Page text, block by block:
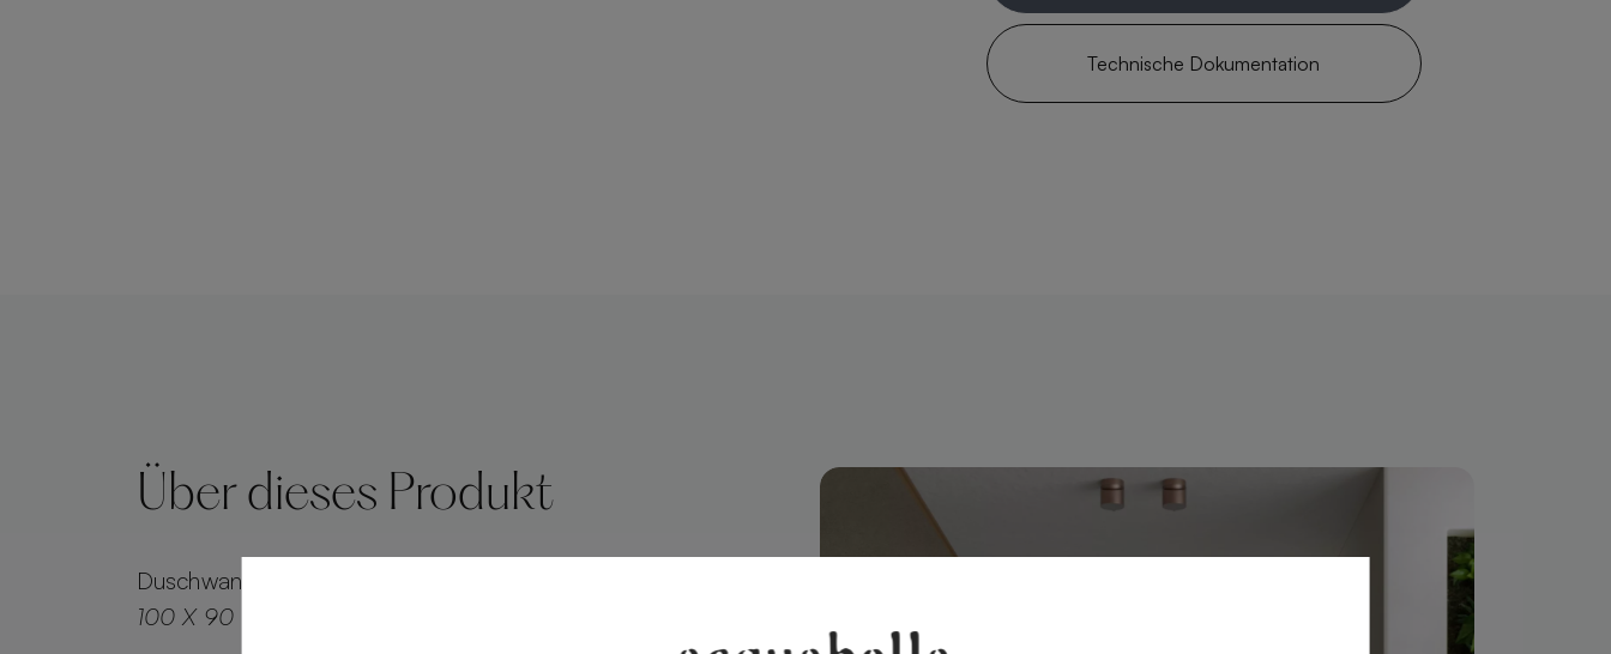
Technische Dokumentation
Über dieses Produkt
Duschwanne
100 X 90